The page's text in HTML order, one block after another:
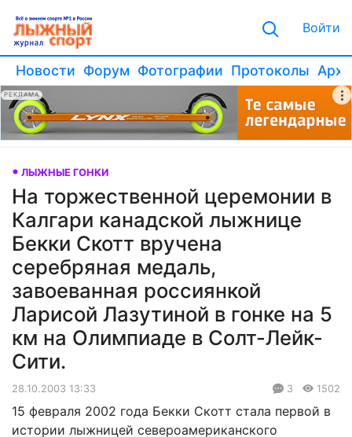
Войти
Новости Форум Фотографии Протоколы
РЕКЛАМА
ЛЫЖНЫЕ ГОНКИ
На торжественной церемонии в
Калгари канадской лыжнице
Бекки Скотт вручена
серебряная медаль,
завоеванная россиянкой
Ларисой Лазутиной в гонке на 5
км на Олимпиаде в Солт-Лейк-
Сити.
28.10.2003 13:33 3 1502
15 февраля 2002 года Бекки Скотт стала первой в
истории лыжницей североамериканского